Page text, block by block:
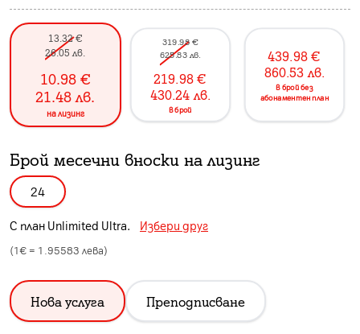
13.32€
26.05 лв.
10.98 €
21.48 лв.
на лизинг
319.98 €
625.83лв.
219.98 €
430.24 лв.
в брой
439.98 €
860.53 лв.
в брой без
абонаментен план
Брой месечни вноски на лизинг
24
С план Unlimited Ultra. Избери друг
(1€ = 1.95583 лева)
Нова услуга Преподписване